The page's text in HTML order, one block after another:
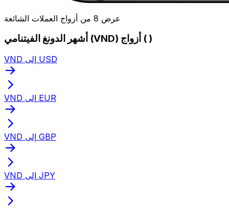
عرض 8 من أزواج العملات الشائعة
أشهر الدونغ الفيتنامي (VND) أزواج ( )
VND إلى USD
VND إلى EUR
VND إلى GBP
VND إلى JPY